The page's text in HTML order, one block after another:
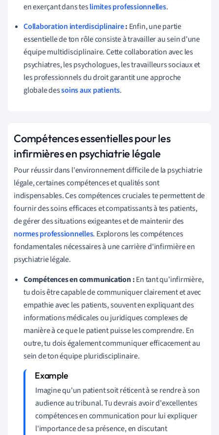
en exerçant dans teslimites professionnelles.
Collaboration interdisciplinaire: Enfin, une partie
essentielle de ton rôle consiste à travailler au sein d'une
équipe multidisciplinaire. Cette collaboration avec les
psychiatres, les psychologues, les travailleurs sociaux et
les professionnels du droit garantit une approche
globale dessoins aux patients.
Compétences essentielles pour les
infirmières en psychiatrie légale
Pour réussir dans l'environnement difficile de la psychiatrie
légale, certaines compétences et qualités sont
indispensables. Ces compétences cruciales te permettent de
fournir des soins efficaces et compatissants à tes patients,
de gérer des situations exigeantes et de maintenir des
normes professionnelles. Explorons les compétences
fondamentales nécessaires à une carrière d'infirmière en
psychiatrie légale.
Compétences en communication :En tant qu'infirmière,
tu dois être capable de communiquer clairement et avec
empathie avec les patients, souvent en expliquant des
informations médicales ou juridiques complexes de
manière à ce que le patient puisse les comprendre. En
outre, tu dois également communiquer efficacement au
sein de ton équipe pluridisciplinaire.
Imagine qu'un patient soit réticent à se rendre à son
audience au tribunal. Tu devrais avoir d'excellentes
compétences en communication pour lui expliquer
l'importance de sa présence, en discutant